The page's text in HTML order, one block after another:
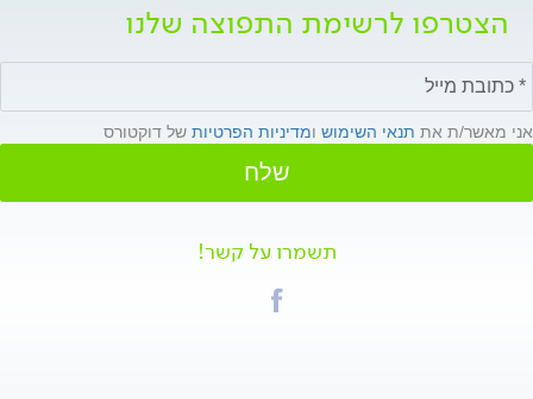
הצטרפו לרשימת התפוצה שלנו
אני מאשר/ת את תנאי השימוש ומדיניות הפרטיות של דוקטורס
שלח
תשמרו על קשר!